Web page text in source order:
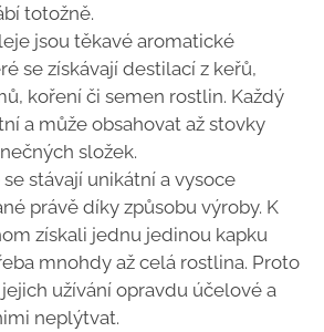
totožně.
jsou těkavé aromatické
se získávají destilací z keřů,
koření či semen rostlin. Každý
a může obsahovat až stovky
složek.
stávají unikátní a vysoce
právě díky způsobu výroby. K
získali jednu jedinou kapku
mnohdy až celá rostlina. Proto
užívání opravdu účelové a
neplýtvat.